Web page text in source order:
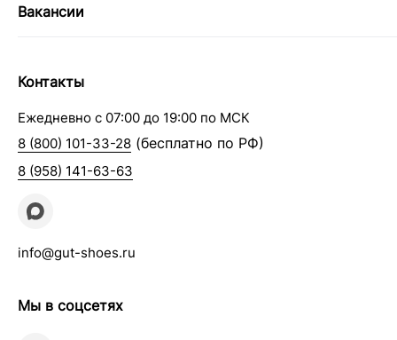
Вакансии
Контакты
Ежедневно с 07:00 до 19:00 по МСК
8 (800) 101-33-28 (бесплатно по РФ)
8 (958) 141-63-63
info@gut-shoes.ru
Мы в соцсетях